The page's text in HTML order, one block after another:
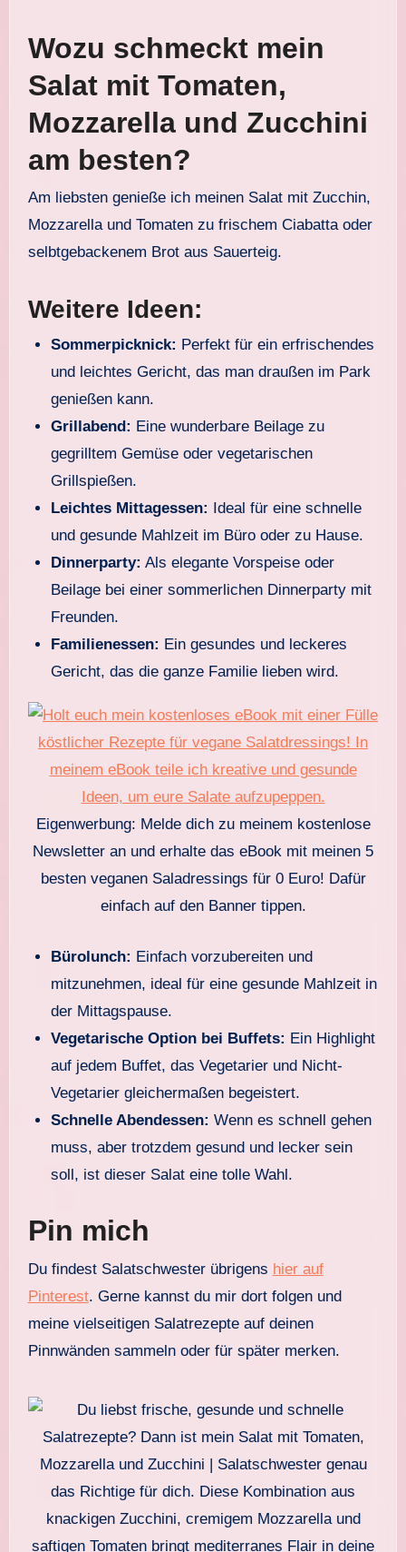
Wozu schmeckt mein
Salat mit Tomaten,
Mozzarella und Zucchini
am besten?
Am liebsten genieße ich meinen Salat mit Zucchin,
Mozzarella und Tomaten zu frischem Ciabatta oder
selbtgebackenem Brot aus Sauerteig.
Weitere Ideen:
Sommerpicknick: Perfekt für ein erfrischendes
und leichtes Gericht, das man draußen im Park
genießen kann.
Grillabend: Eine wunderbare Beilage zu
gegrilltem Gemüse oder vegetarischen
Grillspießen.
Leichtes Mittagessen:
Ideal für eine schnelle
und gesunde Mahlzeit im Büro oder zu Hause.
Dinnerparty: Als elegante Vorspeise oder
Beilage bei einer sommerlichen Dinnerparty mit
Freunden.
Familienessen: Ein gesundes und leckeres
Gericht, das die ganze Familie lieben wird.
Eigenwerbung: Melde dich zu meinem kostenlose
Newsletter an und erhalte das eBook mit meinen 5
besten veganen Saladressings für 0 Euro! Dafür
einfach auf den Banner tippen.
Bürolunch: Einfach vorzubereiten und
mitzunehmen, ideal für eine gesunde Mahlzeit in
der Mittagspause.
Vegetarische Option bei Buffets: Ein Highlight
auf jedem Buffet, das Vegetarier und Nicht-
Vegetarier gleichermaßen begeistert.
Schnelle Abendessen: Wenn es schnell gehen
muss, aber trotzdem gesund und lecker sein
soll, ist dieser Salat eine tolle Wahl.
Pin mich
Du findest Salatschwester übrigens hier auf
Pinterest. Gerne kannst du mir dort folgen und
meine vielseitigen Salatrezepte auf deinen
Pinnwänden sammeln oder für später merken.